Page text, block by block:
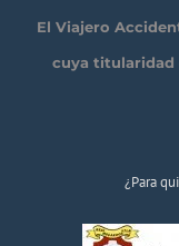
El Viajero
cuya titularidad
¿Para